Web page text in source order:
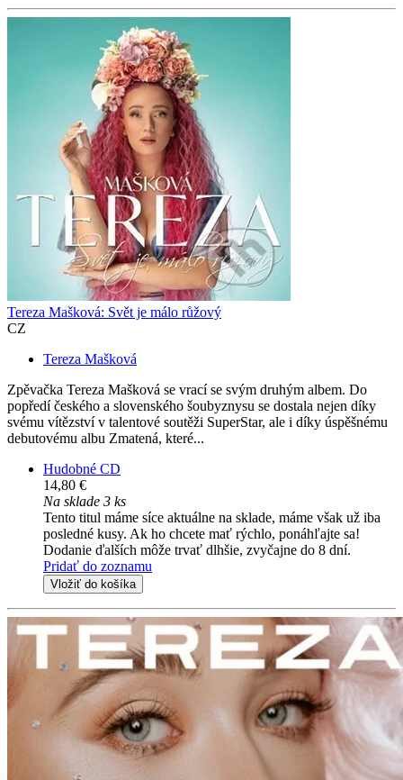
Tereza Mašková: Svět je málo růžový
CZ
Tereza Mašková
Zpěvačka Tereza Mašková se vrací se svým druhým albem. Do
popředí českého a slovenského šoubyznysu se dostala nejen díky
svému vítězství v talentové soutěži SuperStar, ale i díky úspěšnému
debutovému albu Zmatená, které...
Hudobné CD
14,80 €
Na sklade 3 ks
Tento titul máme síce aktuálne na sklade, máme však už iba
posledné kusy. Ak ho chcete mať rýchlo, ponáhľajte sa!
Dodanie ďalších môže trvať dlhšie, zvyčajne do 8 dní.
Pridať do zoznamu
Vložiť do košíka